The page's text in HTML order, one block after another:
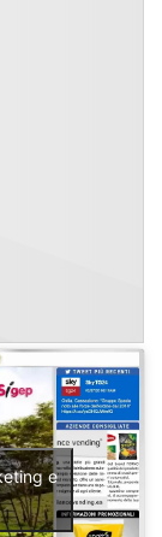
e